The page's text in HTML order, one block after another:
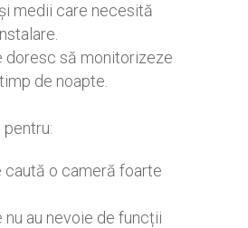
medii care necesită
doresc să monitorizeze
de noapte.
caută o cameră foarte
nu au nevoie de funcții